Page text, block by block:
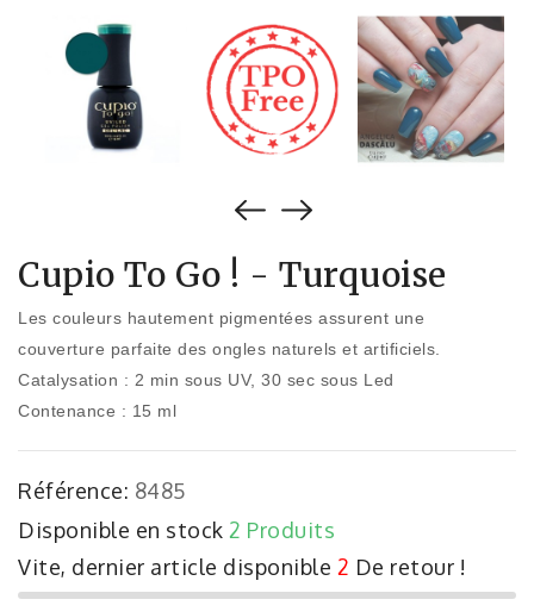
Cupio To Go ! - Turquoise
Les couleurs hautement pigmentées assurent une
couverture parfaite des ongles naturels et artificiels.
Catalysation : 2 min sous UV, 30 sec sous Led
Contenance : 15 ml
Référence: 8485
Disponible en stock 2 Produits
Vite, dernier article disponible 2 De retour !